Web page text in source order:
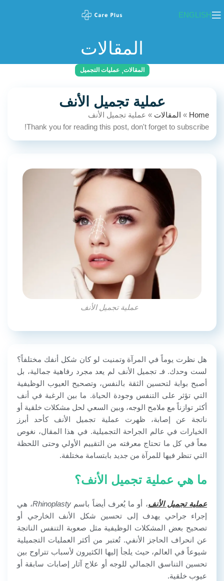
ENGLISH
المقالات
المقالات,عمليات التجميل
عملية تجميل الأنف
Home
» المقالات » عملية تجميل الأنف
Thank you for reading this post, don't forget to subscribe!
عملية تجميل الأنف
هل نظرت يوماً في المرآة وتمنيت لو كان شكل أنفك مختلفاً؟
لست وحدك. فـ تجميل الأنف لم يعد مجرد رفاهية جمالية، بل
أصبح بوابة لتحسين الثقة بالنفس، وتصحيح العيوب الوظيفية
التي تؤثر على التنفس وجودة الحياة. ما بين الرغبة في أنف
أكثر توازناً مع ملامح الوجه، وبين السعي لحل مشكلات خلقية أو
ناتجة عن إصابة، ظهرت عملية تجميل الأنف كأحد أبرز
الخيارات في عالم الجراحة التجميلية. في هذا المقال، نغوص
معاً في كل ما تحتاج معرفته من التقييم الأولي وحتى اللحظة
التي تنظر فيها للمرآة من جديد بابتسامة مختلفة.
ما هي عملية تجميل الأنف؟
عملية تجميل الأنف، أو ما يُعرف أيضاً باسم Rhinoplasty، هي
إجراء جراحي يهدف إلى تحسين شكل الأنف الخارجي أو
تصحيح بعض المشكلات الوظيفية مثل صعوبة التنفس الناتجة
عن انحراف الحاجز الأنفي. تُعتبر من أكثر العمليات التجميلية
شيوعاً في العالم، حيث يلجأ إليها الكثيرون لأسباب تتراوح بين
تحسين التناسق الجمالي للوجه أو علاج آثار إصابات سابقة أو
عيوب خلقية.